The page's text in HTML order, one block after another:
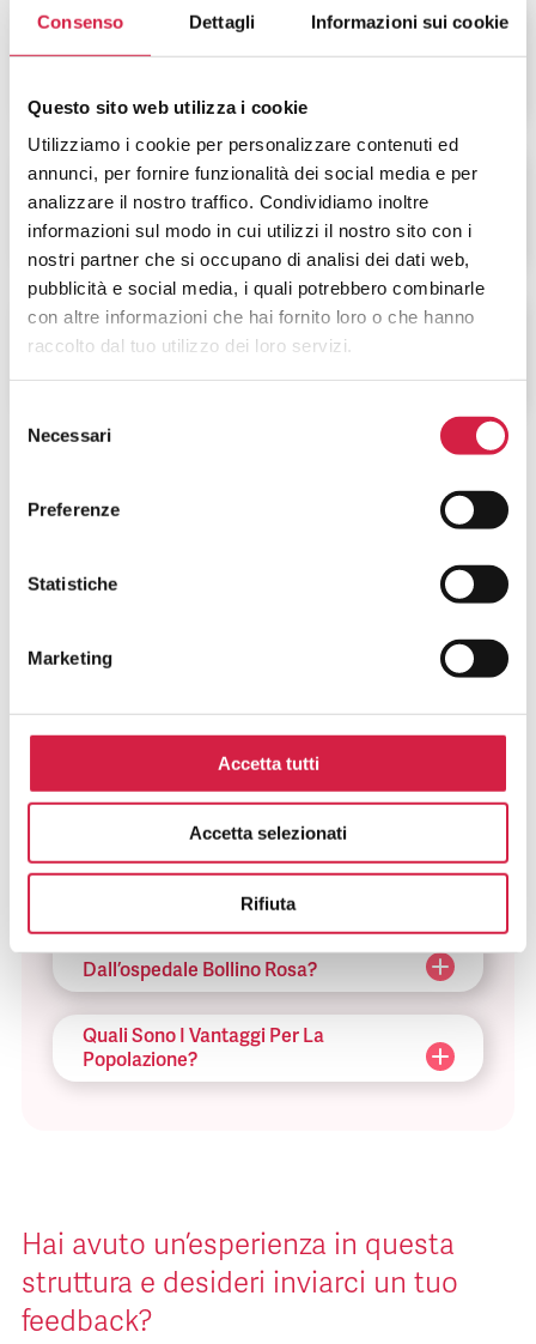
Consenso Dettagli Informazioni sui cookie
Questo sito web utilizza i cookie
Utilizziamo i cookie per personalizzare contenuti ed
annunci, per fornire funzionalità dei social media e per
analizzare il nostro traffico. Condividiamo inoltre
informazioni sul modo in cui utilizzi il nostro sito con i
nostri partner che si occupano di analisi dei dati web,
pubblicità e social media, i quali potrebbero combinarle
con altre informazioni che hai fornito loro o che hanno
raccolto dal tuo utilizzo dei loro servizi.
delNecessari
Preferenze
Statistiche
Marketing
Accetta tutti
Accetta selezionati
Rifiuta
DIETOLOGIA
VIOLENZA SULLA
DONNA
ALTRI SERVIZI
FAQ SUGLI OSPEDALI BOLLINO
Come Viene Assegnato Il Bollino
Rosa?
Come Riconosco Un Ospedale Bollino
Rosa?
Dall’ospedale Bollino Rosa?
Quali Sono I Vantaggi Per La
Popolazione?
Hai avuto un’esperienza in questa
struttura e desideri inviarci un tuo
feedback?